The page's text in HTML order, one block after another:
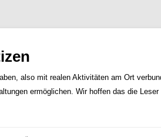
also mit realen Aktivitäten am Ort
ermöglichen. Wir hoffen das die